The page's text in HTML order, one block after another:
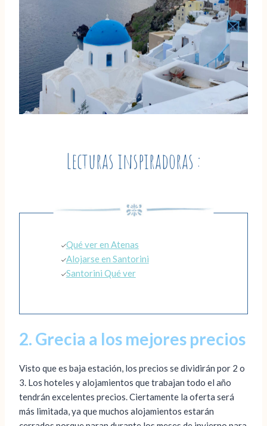
Lecturas inspiradoras :
Qué ver en Atenas
Alojarse en Santorini
Santorini Qué ver
2. Grecia a los mejores precios
Visto que es baja estación, los precios se dividirán por 2 o
3. Los hoteles y alojamientos que trabajan todo el año
tendrán excelentes precios. Ciertamente la oferta será
más limitada, ya que muchos alojamientos estarán